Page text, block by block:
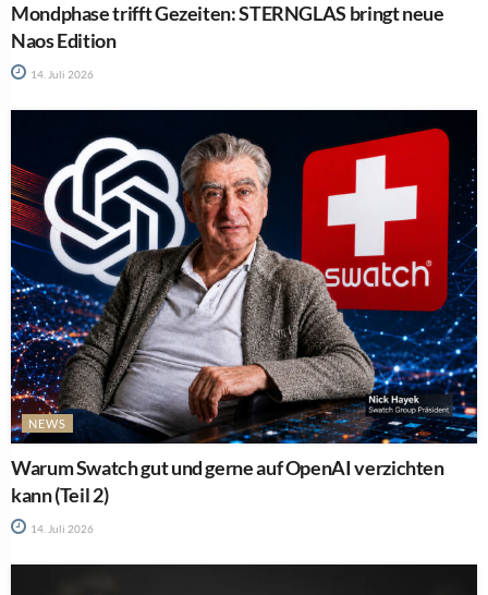
Mondphase trifft Gezeiten: STERNGLAS bringt neue
Naos Edition
14. Juli 2026
NEWS
Warum Swatch gut und gerne auf OpenAI verzichten
kann (Teil 2)
14. Juli 2026